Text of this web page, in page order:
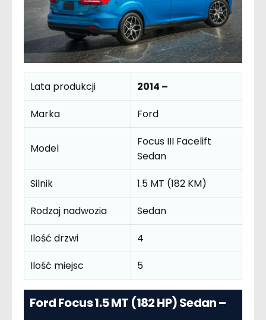
Lata produkcji
2014 –
Marka
Ford
Model
Focus III Facelift
Sedan
Silnik
1.5 MT (182 KM)
Rodzaj nadwozia
Sedan
Ilość drzwi
4
Ilość miejsc
5
Ford Focus 1.5 MT (182 HP) Sedan –